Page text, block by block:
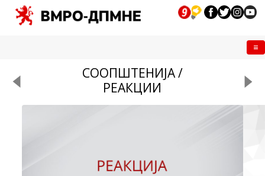
СООПШТЕНИЈА /
РЕАКЦИИ